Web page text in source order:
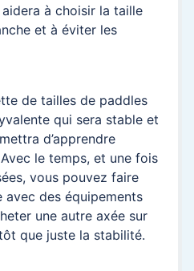
à choisir la taille
et à éviter les
de tailles de paddles
qui sera stable et
d’apprendre
le temps, et une fois
vous pouvez faire
des équipements
une autre axée sur
que juste la stabilité.